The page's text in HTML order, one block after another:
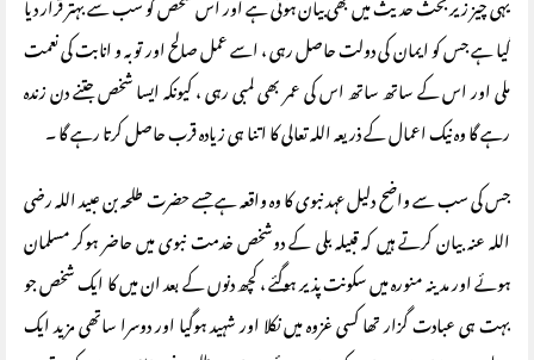
یہی چیز زیر بحث حدیث میں بھی بیان ہوئی ہے اور اس شخص کو سب سے بہتر قرار دیا
گیا ہے جس کو ایمان کی دولت حاصل رہی ، اسے عمل صالح اور توبہ و انابت کی نعمت
ملی اور اس کے ساتھ ساتھ اس کی عمر بھی لمبی رہی ، کیونکہ ایسا شخص جتنے دن زندہ
رہے گا وہ نیک اعمال کے ذریعہ اللہ تعالی کا اتنا ہی زیادہ قرب حاصل کرتا رہے گا ۔
جس کی سب سے واضح دلیل عہد نبوی کا وہ واقعہ ہے جسے حضرت طلحہ بن عبید اللہ رضی
اللہ عنہ بیان کرتے ہیں کہ قبیلہ بلی کے دوشخص خدمت نبوی میں حاضر ہوکر مسلمان
ہوئے اور مدینہ منورہ میں سکونت پذیر ہوگئے ، کچھ دنوں کے بعد ان میں کا ایک شخص جو
بہت ہی عبادت گزار تھا کسی غزوہ میں نکلا اور شہید ہوگیا اور دوسرا ساتھی مزید ایک